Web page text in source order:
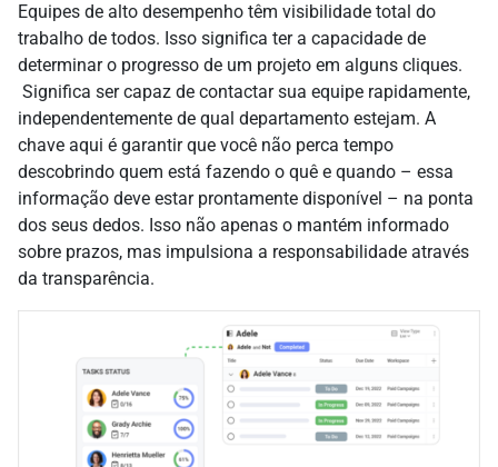
Equipes de alto desempenho têm visibilidade total do
trabalho de todos. Isso significa ter a capacidade de
determinaro progresso de um projeto em alguns cliques.
Significa ser capaz de contactar sua equipe rapidamente,
independentemente de qual departamento estejam. A
chave aqui é garantir que você não perca tempo
descobrindo quem está fazendo o quê e quando – essa
informação deve estar prontamente disponível – na ponta
dos seus dedos. Isso não apenas o mantém informado
sobre prazos, mas impulsiona a responsabilidade através
da transparência.